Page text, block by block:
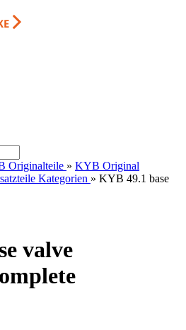
Originalteile » KYB Original
Kategorien » KYB 49.1 base
valve